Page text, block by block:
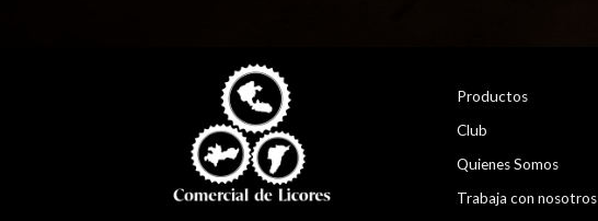
Productos
Club
Quienes Somos
Trabaja con nosotros